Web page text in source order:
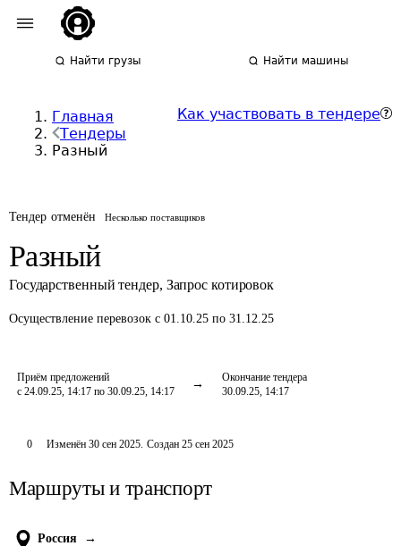
Найти грузы Найти машины
Главная
Тендеры
Разный
Как участвовать в тендере
Тендер отменён Несколько поставщиков
Разный
Государственный тендер, Запрос котировок
Осуществление перевозок с 01.10.25 по 31.12.25
Приём предложений
с 24.09.25, 14:17 по 30.09.25, 14:17
Окончание тендера
30.09.25, 14:17
0 Изменён 30 сен 2025. Создан 25 сен 2025
Маршруты и транспорт
Россия
→